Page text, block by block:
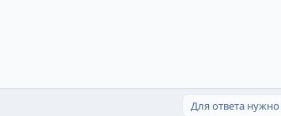
Для ответа